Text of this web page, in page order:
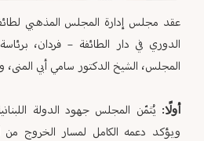
عقد مجلس إدارة المجلس المذهبي
الدوري في دار الطائفة – فردان،
المجلس، الشيخ الدكتور سامي أبي المنى،
أولًا: يُثمّن المجلس جهود الدولة
ويؤكد دعمه الكامل لمسار الخروج من